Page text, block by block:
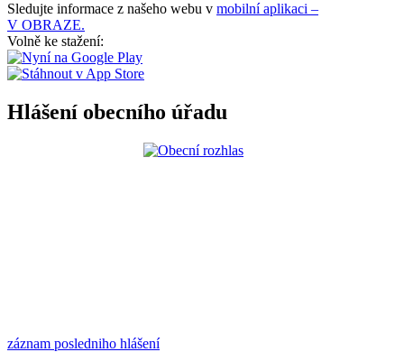
Sledujte informace z našeho webu v mobilní aplikaci –
V OBRAZE.
Volně ke stažení:
Hlášení obecního úřadu
záznam posledniho hlášení